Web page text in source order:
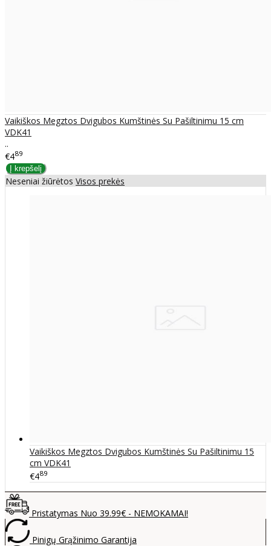
Vaikiškos Megztos Dvigubos Kumštinės Su Pašiltinimu 15 cm
VDK41
..
€489
Neseniai žiūrėtos Visos prekės
Vaikiškos Megztos Dvigubos Kumštinės Su Pašiltinimu 15
cm VDK41
€489
Pristatymas Nuo 39.99€ - NEMOKAMAI!
Pinigų Grąžinimo Garantija